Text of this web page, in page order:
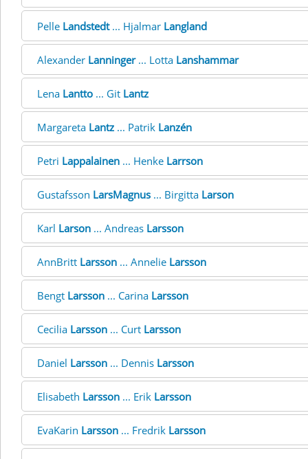
Pelle Landstedt... Hjalmar Langland
Alexander Lanninger... Lotta Lanshammar
Lena Lantto ... Git Lantz
Margareta Lantz ... Patrik Lanzén
Petri Lappalainen ... Henke Larrson
Gustafsson LarsMagnus ... Birgitta Larson
Karl Larson ... Andreas Larsson
AnnBritt Larsson ... Annelie Larsson
Bengt Larsson ... Carina Larsson
Cecilia Larsson ... Curt Larsson
Daniel Larsson ... Dennis Larsson
Elisabeth Larsson ... Erik Larsson
EvaKarin Larsson ... Fredrik Larsson